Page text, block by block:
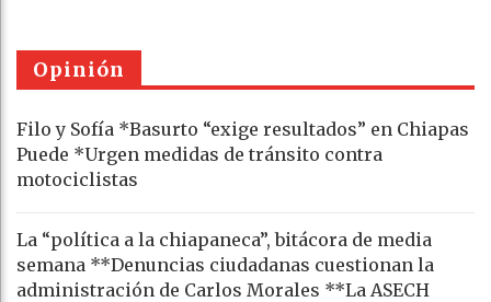
Opinión
Filo y Sofía *Basurto “exige resultados” en Chiapas
Puede *Urgen medidas de tránsito contra
motociclistas
La “política a la chiapaneca”, bitácora de media
semana **Denuncias ciudadanas cuestionan la
administración de Carlos Morales **La ASECH